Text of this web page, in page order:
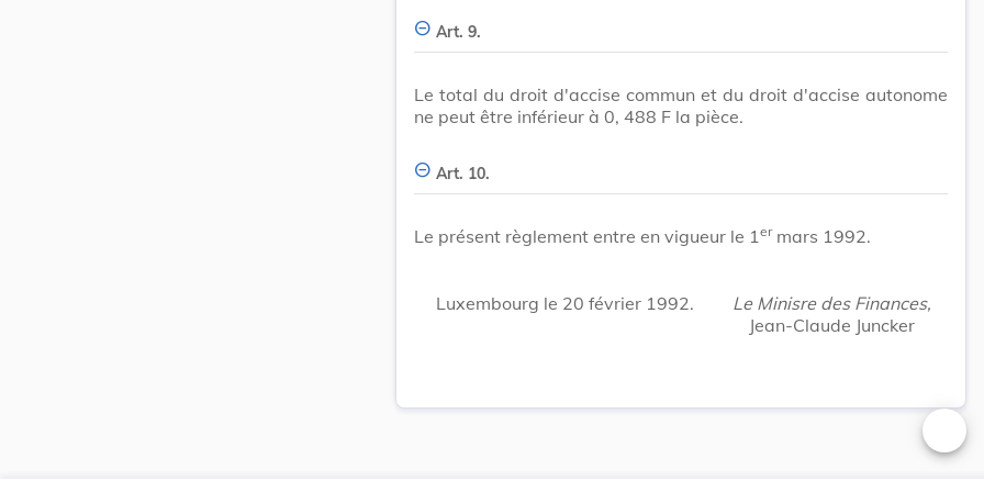
Art. 9.
Le total du droit d'accise commun et du droit d'accise autonome
ne peut être inférieur à 0, 488 F la pièce.
Art. 10.
Le présent règlement entre en vigueur le 1 ermars 1992.
Luxembourg le 20 février 1992.
Le Minisre des Finances,
Jean-Claude Juncker